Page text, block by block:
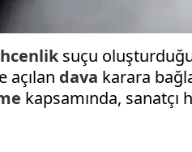
suçu
açılan dava karara
kapsamında, sanatçı